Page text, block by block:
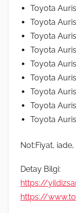
Toyota Auris
Toyota
Toyota
Toyota
Toyota
Toyota
Toyota
Toyota
Toyota
Not:Fiyat, iade,
Detay Bilgi:
https://
https://